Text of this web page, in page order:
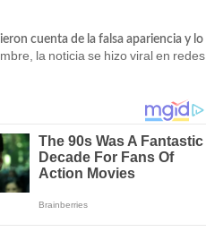
cuenta de la falsa apariencia y lo
la noticia se hizo viral en redes